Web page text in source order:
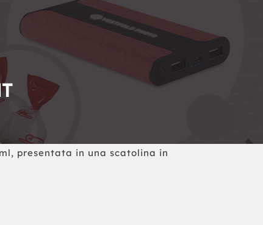
presentata in una scatolina in